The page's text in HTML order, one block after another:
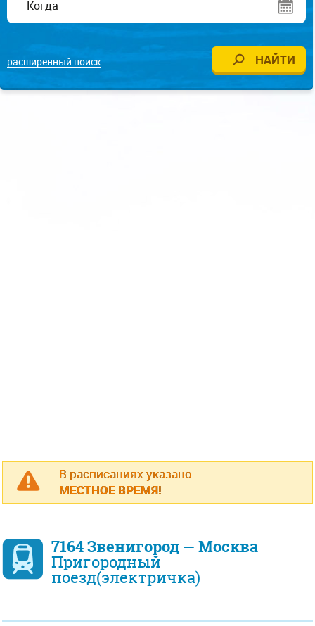
расширенный поиск
В расписаниях указано
МЕСТНОЕ ВРЕМЯ!
7164 Звенигород — Москва
Пригородный
поезд(электричка)